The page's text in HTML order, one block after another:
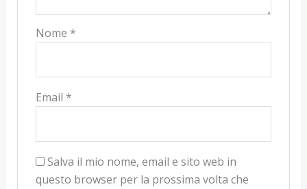
Nome *
Email *
Salva il mio nome, email e sito web in
questo browser per la prossima volta che